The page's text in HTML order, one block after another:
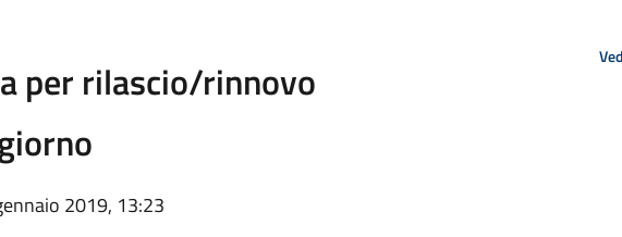
per rilascio/rinnovo
2019, 13:23